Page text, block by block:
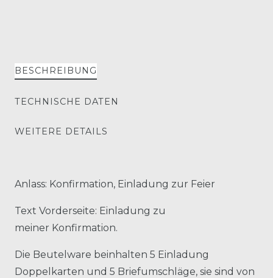
BESCHREIBUNG
TECHNISCHE DATEN
WEITERE DETAILS
Anlass: Konfirmation, Einladung zur Feier
Text Vorderseite: Einladung zu
meiner Konfirmation.
Die Beutelware beinhalten 5 Einladung
Doppelkarten und 5 Briefumschläge, sie sind von